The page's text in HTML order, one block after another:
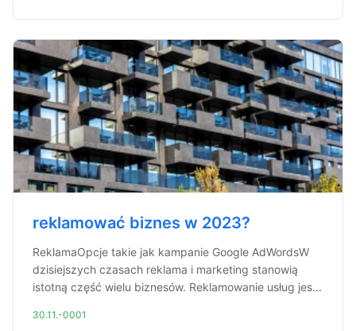
reklamować biznes w 2023?
ReklamaOpcje takie jak kampanie Google AdWordsW
dzisiejszych czasach reklama i marketing stanowią
istotną część wielu biznesów. Reklamowanie usług jes...
30.11.-0001